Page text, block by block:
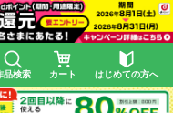
品検索 カート はじめての方へ